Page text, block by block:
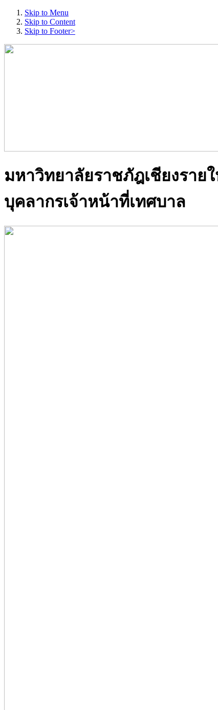
Skip to Menu
Skip to Content
Skip to Footer>
มหาวิทยาลัยราชภัฎเชียงราย
บุคลากรเจ้าหน้าที่เทศบาล